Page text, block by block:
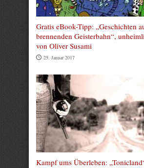
Gratis eBook-Tipp: „Geschichten
brennenden Geisterbahn“,
von Oliver Susami
25. Januar 2017
Kampf ums Überleben: